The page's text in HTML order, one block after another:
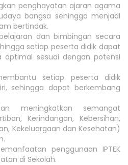
penghayatan ajaran agama
bangsa sehingga menjadi
bertindak.
dan bimbingan secara
setiap peserta didik dapat
optimal sesuai dengan potensi
setiap peserta didik
sehingga dapat berkembang
meningkatkan semangat
Kerindangan, Kebersihan,
Kekeluargaan dan Kesehatan)
penggunaan IPTEK
di Sekolah.